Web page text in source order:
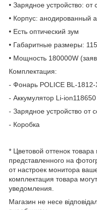
• Зарядное устройство: от
• Корпус: анодированный
• Есть оптический зум
• Габаритные размеры:
• Мощность 180000W
Комплектация:
- Фонарь POLICE BL-1812-
- Аккумулятор Li-
- Зарядное устройство от
- Коробка
* Цветовой оттенок
представленного на
от настроек монитора
комплектация товара
уведомления.
Магазин не несе